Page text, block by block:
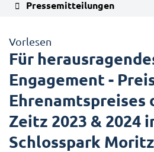
Pressemitteilungen
Vorlesen
Für
Engagement -
Ehrenamtspreises
Zeitz 2023 & 2024
Schlosspark